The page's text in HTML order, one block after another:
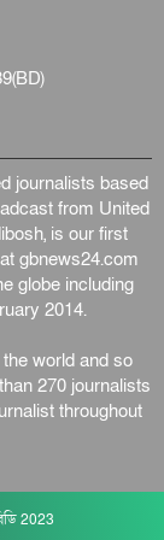
সফল :
আজ : মার্কিন অর্থমন...
২ দিন পূর্বে
বোমা দিয়ে করা
২ দিন পূর্বে
মুখে কীটনাশকের
journalists based
from United
is our first
gbnews24.com
globe including
2014.
world and so
270 journalists
throughout
2023